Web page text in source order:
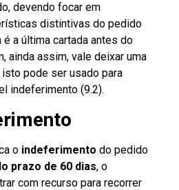
devendo focar em
distintivas do pedido
a última cartada antes do
ainda assim, vale deixar uma
isto pode ser usado para
indeferimento (9.2).
o indeferimento do pedido
prazo de 60 dias, o
com recurso para recorrer